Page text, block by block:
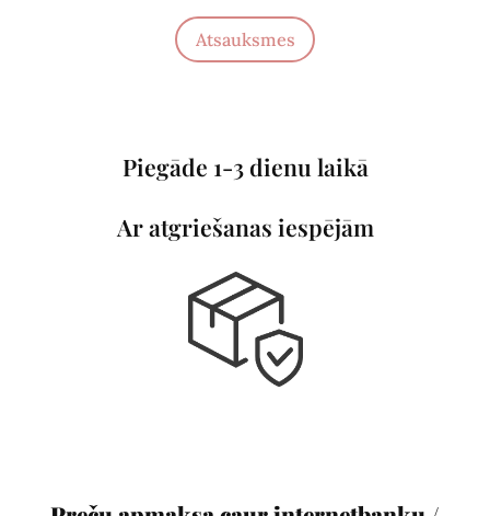
Atsauksmes
Piegāde 1-3 dienu laikā
Ar atgriešanas iespējām